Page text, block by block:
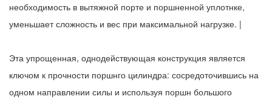
необходимость в вытяжной порте и поршненной уплотнке,
уменьшает сложность и вес при максимальной нагрузке. |
Эта упрощенная, однодействующая конструкция является
ключом к прочности поршнго цилиндра: сосредоточившись на
одном направлении силы и используя поршн большого